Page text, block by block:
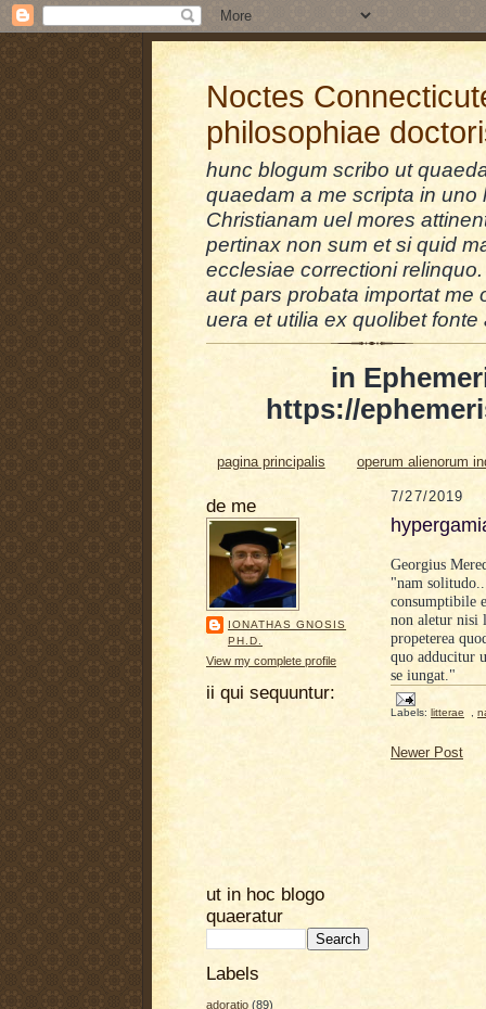
Noctes
philosophiae
hunc blogum scribo ut
quaedam a me scripta in
Christianam uel mores
pertinax non sum et si quid
ecclesiae correctioni
aut pars probata importat me
uera et utilia ex quolibet fonte
in
https://
pagina principalis operum alienorum
de me
IONATHAS GNOSIS
PH.D.
View my complete profile
ii qui sequuntur:
ut in hoc blogo
quaeratur
Labels
adoratio (89)
7/27/2019
Georgius
"nam
consumptibile
non aletur nisi
propeterea
quo adducitur
se iungat."
Labels: litterae
Newer Post